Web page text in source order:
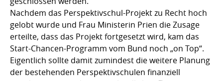
Nachdem das Perspektivschul-Projekt zu Recht hoch
gelobt wurde und Frau Ministerin Prien die Zusage
erteilte, dass das Projekt fortgesetzt wird, kam das
Start-Chancen-Programm vom Bund noch „on Top“.
Eigentlich sollte damit zumindest die weitere Planung
der bestehenden Perspektivschulen finanziell